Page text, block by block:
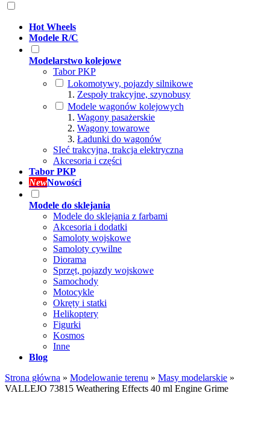
Hot Wheels
Modele R/C
Modelarstwo kolejowe
Tabor PKP
Lokomotywy, pojazdy silnikowe
Zespoły trakcyjne, szynobusy
Modele wagonów kolejowych
Wagony pasażerskie
Wagony towarowe
Ładunki do wagonów
SIeć trakcyjna, trakcja elektryczna
Akcesoria i części
Tabor PKP
NewNowości
Modele do sklejania
Modele do sklejania z farbami
Akcesoria i dodatki
Samoloty wojskowe
Samoloty cywilne
Diorama
Sprzęt, pojazdy wojskowe
Samochody
Motocykle
Okręty i statki
Helikoptery
Figurki
Kosmos
Inne
Blog
Strona główna » Modelowanie terenu » Masy modelarskie »
VALLEJO 73815 Weathering Effects 40 ml Engine Grime